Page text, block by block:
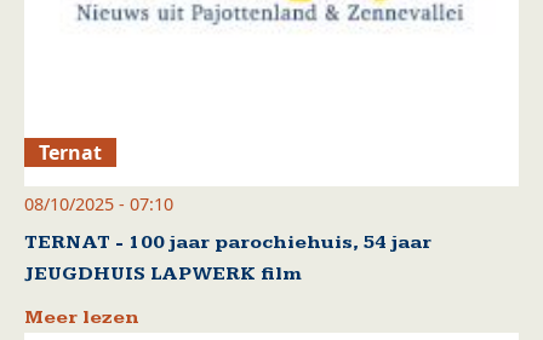
Ternat
08/10/2025 - 07:10
TERNAT - 100 jaar parochiehuis, 54 jaar
JEUGDHUIS LAPWERK film
Meer lezen